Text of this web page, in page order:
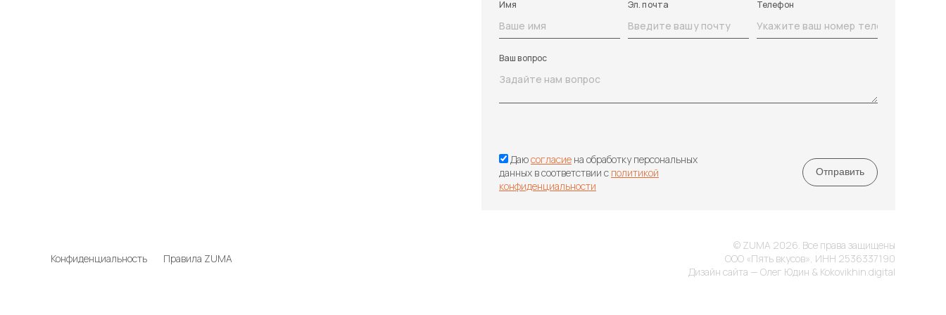
Имя Эл. почта Телефон
Ваш вопрос
Даюсогласие на обработку персональных
данных в соответствии с политикой
конфиденциальности
Конфиденциальность Правила ZUMA
© ZUMA 2026. Все права защищены
ООО «Пять вкусов», ИНН 2536337190
Дизайн сайта — Олег Юдин & Kokovikhin.digital